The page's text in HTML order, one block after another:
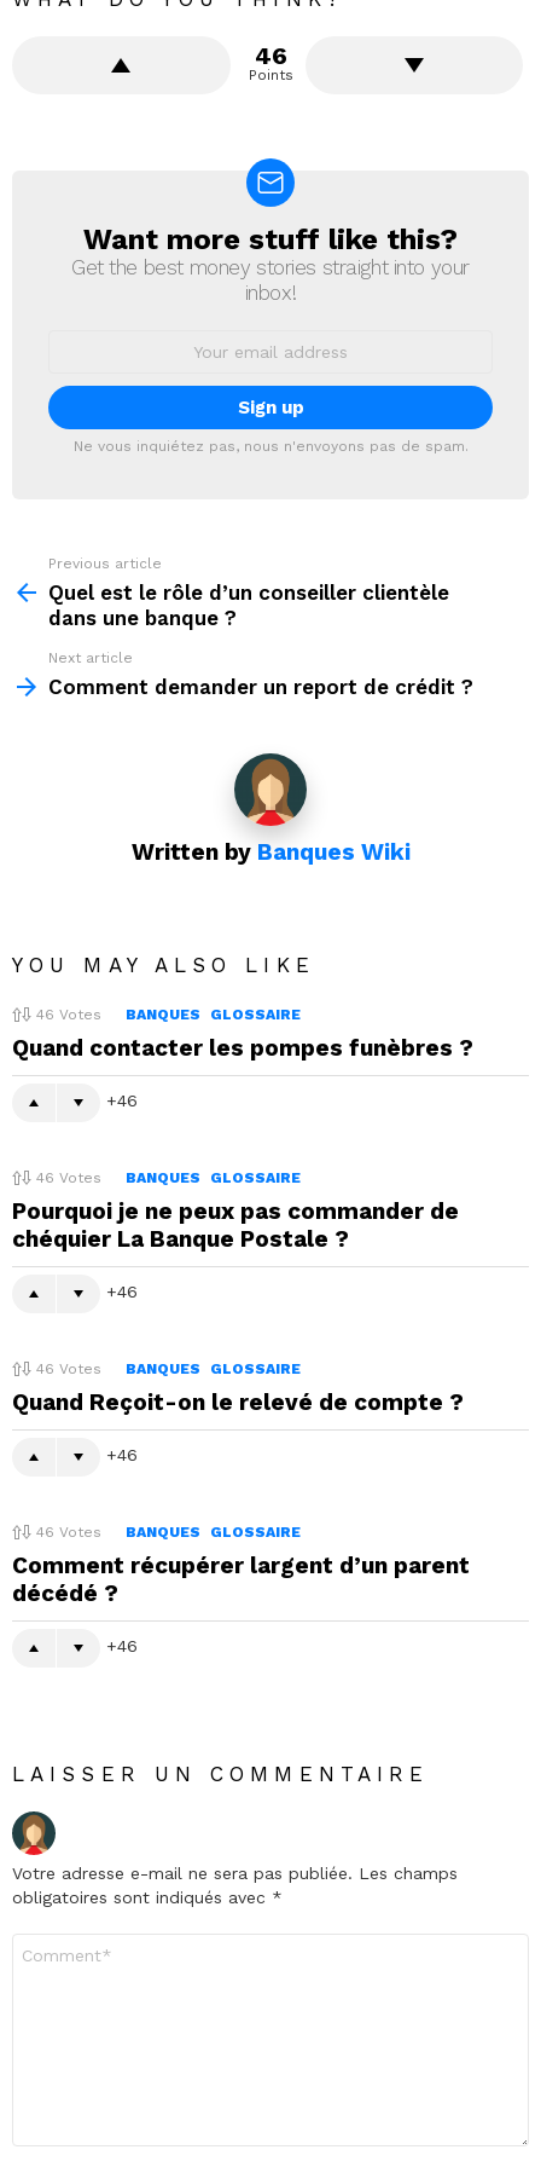
46
Points
NEWSLETTER
Want more stuff like this?
Get the best money stories straight into your
inbox!
Ne vous inquiétez pas, nous n'envoyons pas de spam.
more
Previous article
Quel est le rôle d’un conseiller clientèle
dans une banque ?
Next article
Comment demander un report de crédit ?
Written by Banques Wiki
YOU MAY ALSO LIKE
46 Votes BANQUES GLOSSAIRE
Quand contacter les pompes funèbres ?
46
46 Votes BANQUES GLOSSAIRE
Pourquoi je ne peux pas commander de
chéquier La Banque Postale ?
46
46 Votes BANQUES GLOSSAIRE
Quand Reçoit-on le relevé de compte ?
46
46 Votes BANQUES GLOSSAIRE
Comment récupérer largent d’un parent
décédé ?
46
LAISSER UN COMMENTAIRE
Votre adresse e-mail ne sera pas publiée. Les champs
obligatoires sont indiqués avec *